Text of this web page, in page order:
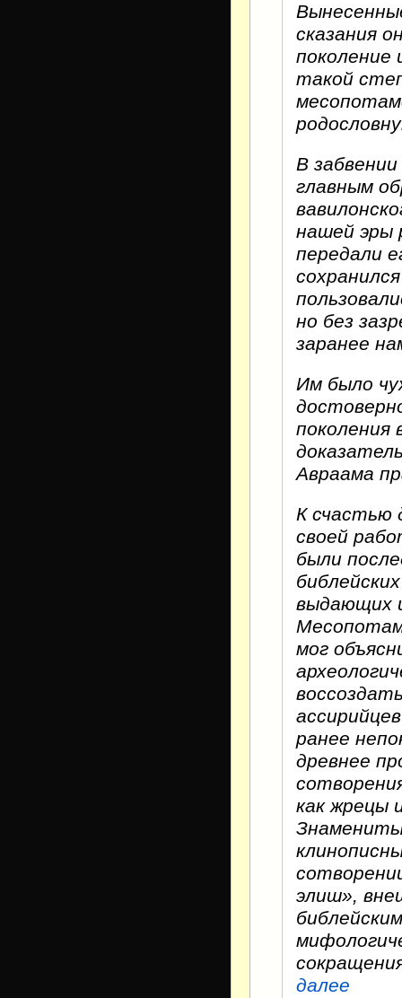
сказания
поколение
такой
В
главным
нашей эры
передали
но без
заранее
Им было
поколения
Авраама
К счастью
своей
были
выдающих
мог
ранее
древнее
как жрецы
элиш»,
далее